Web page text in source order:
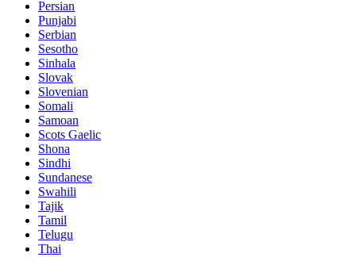
Persian
Punjabi
Serbian
Sesotho
Sinhala
Slovak
Slovenian
Somali
Samoan
Scots Gaelic
Shona
Sindhi
Sundanese
Swahili
Tajik
Tamil
Telugu
Thai